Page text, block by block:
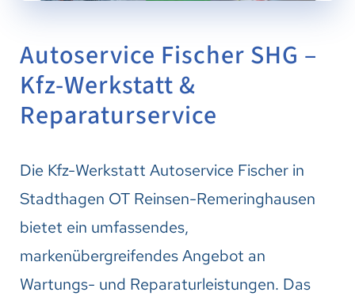
Autoservice Fischer SHG –
Kfz-Werkstatt &
Reparaturservice
Die Kfz-Werkstatt Autoservice Fischer in
Stadthagen OT Reinsen-Remeringhausen
bietet ein umfassendes,
markenübergreifendes Angebot an
Wartungs- und Reparaturleistungen. Das